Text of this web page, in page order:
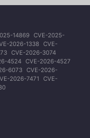
14869 CVE-2025-
2026-1338 CVE-
CVE-2026-3074
4524 CVE-2026-4527
6073 CVE-2026-
2026-7471
CVE-